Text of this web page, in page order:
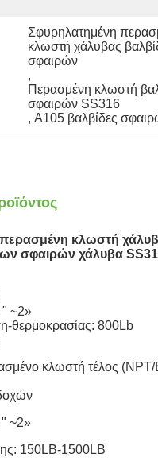
Σφυρηλατημένη
κλωστή χάλυβας
σφαιρών
,
Περασμένη κλωστή
σφαιρών SS316
, A105 βαλβίδες
κλωστή
σφαιρών χάλυβα
" ~2»
θερμοκρασίας: 800Lb
κλωστή τέλος
" ~2»
150LB-1500LB